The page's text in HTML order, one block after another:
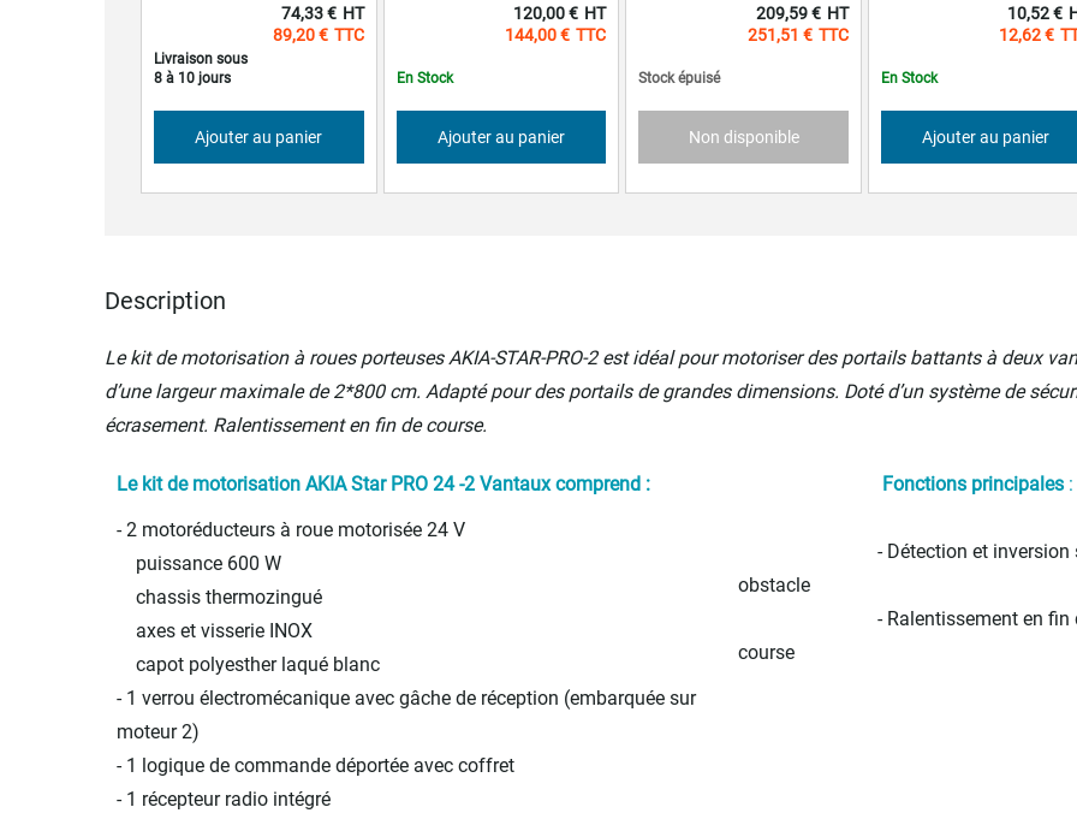
Description
Le kit de motorisation à roues porteuses AKIA-STAR-PRO-2 est idéal pour motoriser des portails battants à deux
d’une largeur maximale de 2*800 cm. Adapté pour des portails de grandes dimensions. Doté d’un système de
écrasement. Ralentissement en fin de course.
Le kit de motorisation AKIA Star PRO 24 -2 Vantaux comprend :
- 2 motoréducteurs à roue motorisée 24 V
puissance 600 W
chassis thermozingué
axes et visserie INOX
capot polyesther laqué blanc
- 1 verrou électromécanique avec gâche de réception (embarquée sur
moteur 2)
- 1 logique de commande déportée avec coffret
- 1 récepteur radio intégré
Fonctions principales :
- Détection et inversion
obstacle
- Ralentissement en fin
course
Livraison sous
8 à 10 jours
89,20 €
74,33 €
Ajouter au panier
En Stock
144,00 €
120,00 €
Ajouter au panier
Stock épuisé
251,51 €
209,59 €
Non disponible
En Stock
12,62 €
10,52 €
Ajouter au panier